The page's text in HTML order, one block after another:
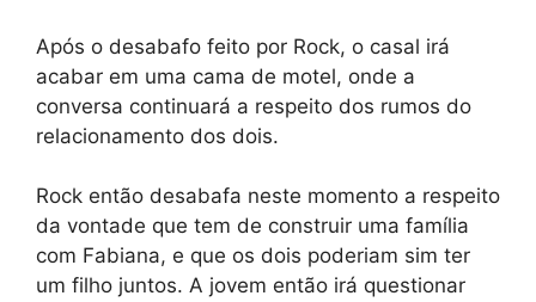
Após o desabafo feito por Rock, o casal irá
acabar em uma cama de motel, onde a
conversa continuará a respeito dos rumos do
relacionamento dos dois.
Rock então desabafa neste momento a respeito
da vontade que tem de construir uma família
com Fabiana, e que os dois poderiam sim ter
um filho juntos. A jovem então irá questionar